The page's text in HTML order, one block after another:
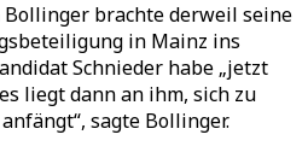
Bollinger brachte derweil seine
in Mainz ins
Schnieder habe „jetzt
liegt dann an ihm, sich zu
sagte Bollinger.